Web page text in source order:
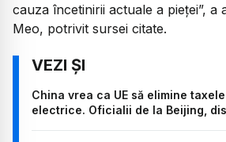
cauza încetinirii actuale a pieţei”, a
Meo, potrivit sursei citate.
China vrea ca UE să elimine
electrice. Oficialii de la Beijing,